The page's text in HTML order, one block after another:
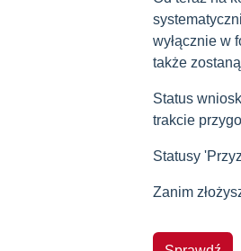
wyłącznie w
także
Status
trakcie
Statusy
Zanim